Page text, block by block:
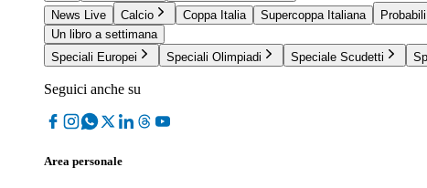
News Live
Calcio Coppa Italia Supercoppa Italiana
Un libro a settimana
Speciali Europei
Speciali Olimpiadi Speciale Scudetti
Seguici anche su
Area personale